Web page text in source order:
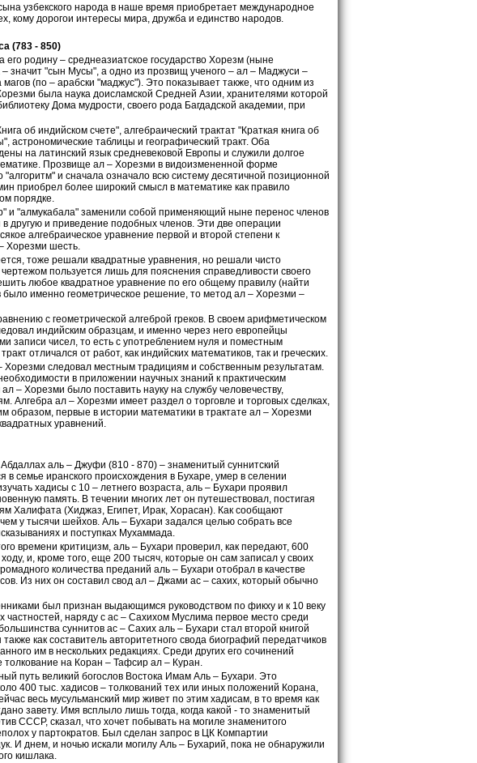
узбекского народа в наше время приобретает международное
кому дорогои интересы мира, дружба и единство народов.
(783 - 850)
родину – среднеазиатское государство Хорезм (ныне
значит "сын Мусы", а одно из прозвищ ученого – ал – Маджуси –
(по – арабски "маджус"). Это показывает также, что одним из
была наука доисламской Средней Азии, хранителями которой
Дома мудрости, своего рода Багдадской академии, при
об индийском счете", алгебраический трактат "Краткая книга об
астрономические таблицы и географический тракт. Оба
на латинский язык средневековой Европы и служили долгое
Прозвище ал – Хорезми в видоизмененной форме
и сначала означало всю систему десятичной позиционной
приобрел более широкий смысл в математике как правило
порядке.
и "алмукабала" заменили собой применяющий ныне перенос членов
другую и приведение подобных членов. Эти две операции
алгебраическое уравнение первой и второй степени к
Хорезми шесть.
тоже решали квадратные уравнения, но решали чисто
пользуется лишь для пояснения справедливости своего
любое квадратное уравнение по его общему правилу (найти
было именно геометрическое решение, то метод ал – Хорезми –
с геометрической алгеброй греков. В своем арифметическом
индийским образцам, и именно через него европейцы
записи чисел, то есть с употреблением нуля и поместным
отличался от работ, как индийских математиков, так и греческих.
Хорезми следовал местным традициям и собственным результатам.
в приложении научных знаний к практическим
– Хорезми было поставить науку на службу человечеству,
Алгебра ал – Хорезми имеет раздел о торговле и торговых сделках,
образом, первые в истории математики в трактате ал – Хорезми
уравнений.
аль – Джуфи (810 - 870) – знаменитый суннитский
в семье иранского происхождения в Бухаре, умер в селении
хадисы с 10 – летнего возраста, аль – Бухари проявил
память. В течении многих лет он путешествовал, постигая
Халифата (Хиджаз, Египет, Ирак, Хорасан). Как сообщают
у тысячи шейхов. Аль – Бухари задался целью собрать все
и поступках Мухаммада.
времени критицизм, аль – Бухари проверил, как передают, 600
и, кроме того, еще 200 тысяч, которые он сам записал у своих
количества преданий аль – Бухари отобрал в качестве
Из них он составил свод ал – Джами ас – сахих, который обычно
был признан выдающимся руководством по фикху и к 10 веку
частностей, наряду с ас – Сахихом Муслима первое место среди
суннитов ас – Сахих аль – Бухари стал второй книгой
как составитель авторитетного свода биографий передатчиков
им в нескольких редакциях. Среди других его сочинений
на Коран – Тафсир ал – Куран.
путь великий богослов Востока Имам Аль – Бухари. Это
400 тыс. хадисов – толкований тех или иных положений Корана,
весь мусульманский мир живет по этим хадисам, в то время как
завету. Имя всплыло лишь тогда, когда какой - то знаменитый
СССР, сказал, что хочет побывать на могиле знаменитого
у партократов. Был сделан запрос в ЦК Компартии
И днем, и ночью искали могилу Аль – Бухарий, пока не обнаружили
кишлака.